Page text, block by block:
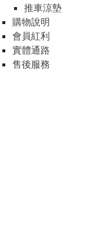
推車涼墊
購物說明
會員紅利
實體通路
售後服務